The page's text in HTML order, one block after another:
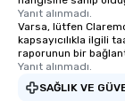
Yanıt alınmadı.
Varsa, lütfen
kapsayıcılıkla ilgili
raporunun bir
Yanıt alınmadı.
SAĞLIK VE